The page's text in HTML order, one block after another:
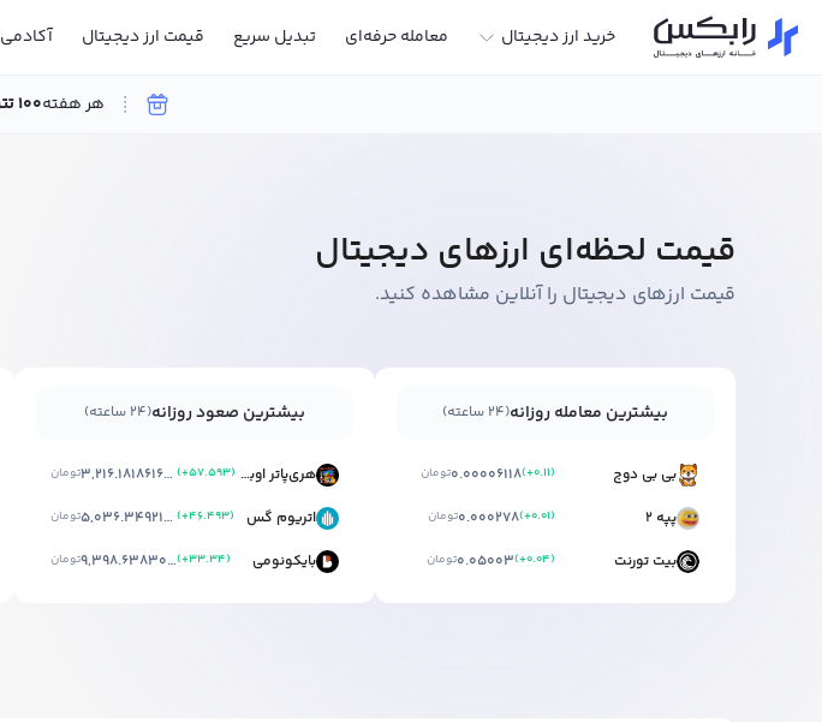
خرید ارز دیجیتال معامله حرفه‌ای تبدیل سریع قیمت ارز دیجیتال آکادمی
●
●
●
● هر هفته100 تتر (USDT) هدیه بگیر.
قیمت لحظه‌ای ارزهای دیجیتال
قیمت ارزهای دیجیتال را آنلاین مشاهده کنید.
بیشترین معامله روزانه(۲۴ ساعته)
بی بی دوج (+0.11)
0.00006118تومان
پپه ۲ (+0.01)
0.000278تومان
بیت تورنت (+0.04)
0.05003تومان
بیشترین صعود روزانه(۲۴ ساعته)
هری‌پاتر اوباما سونیک تن اینو (+57.593)
3,216.181861684 تومان
اتریوم گس (+46.493)
5,036.34921845 تومان
بایکونومی (+33.34)
9,398.638302833999 تومان